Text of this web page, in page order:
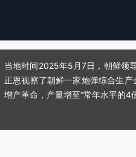
当地时间2025年5月7日，朝鲜领
正恩视察了朝鲜一家炮弹综合生
增产革命，产量增至“常年水平的